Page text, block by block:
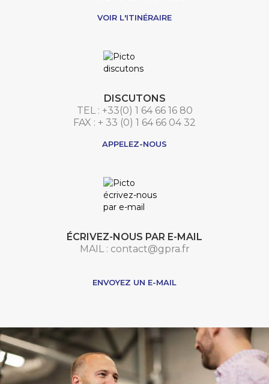
VOIR L'ITINÉRAIRE
DISCUTONS
TEL : +33(0) 1 64 66 16 80
FAX : + 33 (0) 1 64 66 04 32
APPELEZ-NOUS
ÉCRIVEZ-NOUS PAR E-MAIL
MAIL : contact@gpra.fr
ENVOYEZ UN E-MAIL